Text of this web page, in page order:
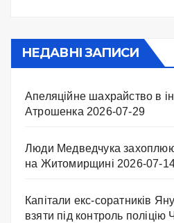
НЕДАВНІ ЗАПИСИ
Апеляційне шахрайство в
Атрошенка 2026-07-29
Люди Медведчука
на Житомирщині 2026-07-
Капітали екс-соратників
взяти під контроль поліцію